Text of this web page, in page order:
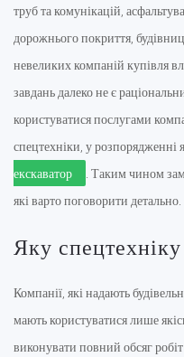
труб та комунікацій,
дорожнього покриття,
невеликих компаній купівля
завдань далеко не є
користуватися послугами
спецтехніки, у розпорядженні
екскаватор
. Таким чином
які варто поговорити детально.
Яку
Компанії, які надають
мають користуватися лише
виконувати повний обсяг